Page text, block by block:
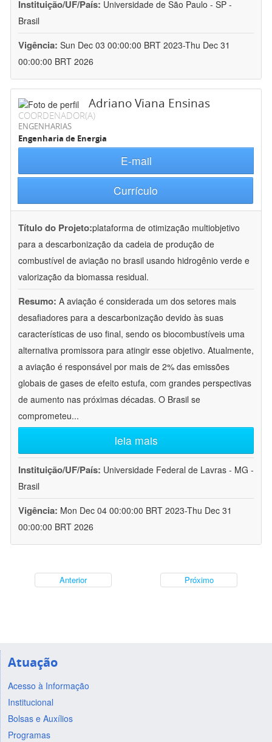
Instituição/UF/País: Universidade de São Paulo - SP -
Brasil
Vigência: Sun Dec 03 00:00:00 BRT 2023-Thu Dec 31
00:00:00 BRT 2026
Adriano Viana Ensinas
COORDENADOR(A)
ENGENHARIAS
Engenharia de Energia
E-mail
Currículo
Título do Projeto:plataforma de otimização multiobjetivo
para a descarbonização da cadeia de produção de
combustível de aviação no brasil usando hidrogênio verde e
valorização da biomassa residual.
Resumo: A aviação é considerada um dos setores mais
desafiadores para a descarbonização devido às suas
características de uso final, sendo os biocombustíveis uma
alternativa promissora para atingir esse objetivo. Atualmente,
a aviação é responsável por mais de 2% das emissões
globais de gases de efeito estufa, com grandes perspectivas
de aumento nas próximas décadas. O Brasil se
comprometeu...
leia mais
Instituição/UF/País: Universidade Federal de Lavras - MG -
Brasil
Vigência: Mon Dec 04 00:00:00 BRT 2023-Thu Dec 31
00:00:00 BRT 2026
Anterior Próximo
Atuação
Acesso à Informação
Institucional
Bolsas e Auxílios
Programas